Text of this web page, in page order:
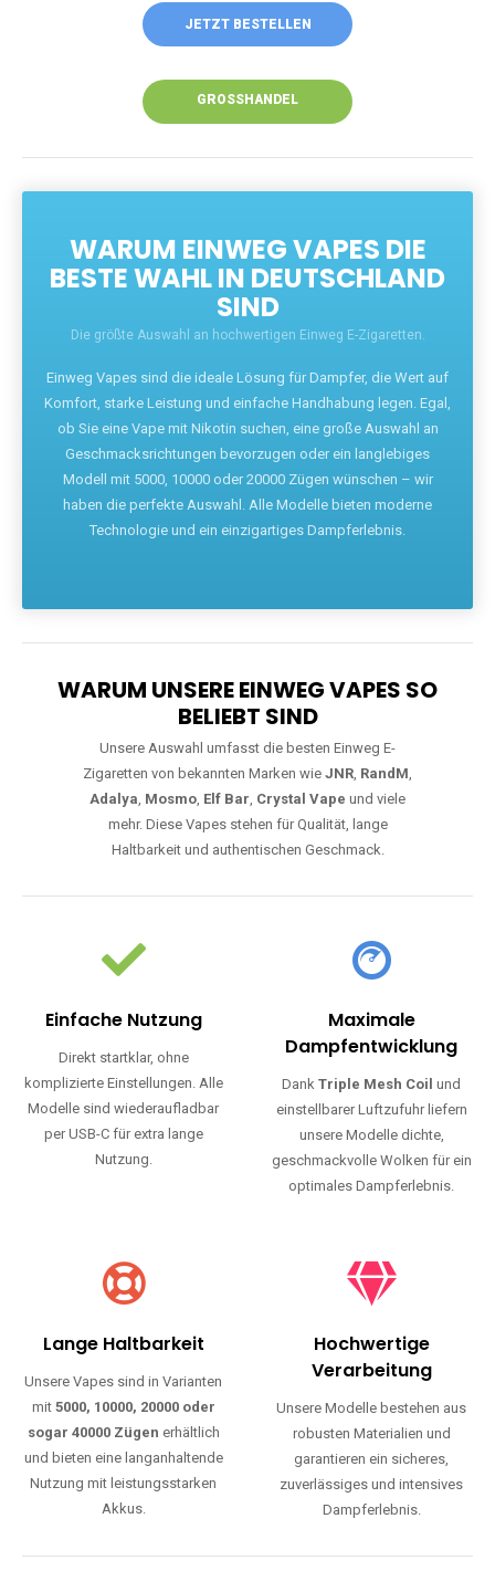
JETZT BESTELLEN
GROSSHANDEL
WARUM EINWEG VAPES DIE
BESTE WAHL IN DEUTSCHLAND
SIND
Die größte Auswahl an hochwertigen Einweg E-Zigaretten.
Einweg Vapes sind die ideale Lösung für Dampfer, die Wert auf
Komfort, starke Leistung und einfache Handhabung legen. Egal,
ob Sie eine Vape mit Nikotin suchen, eine große Auswahl an
Geschmacksrichtungen bevorzugen oder ein langlebiges
Modell mit 5000, 10000 oder 20000 Zügen wünschen – wir
haben die perfekte Auswahl. Alle Modelle bieten moderne
Technologie und ein einzigartiges Dampferlebnis.
WARUM UNSERE EINWEG VAPES SO
BELIEBT SIND
Unsere Auswahl umfasst die besten Einweg E-
Zigaretten von bekannten Marken wie JNR, RandM,
Adalya, Mosmo, Elf Bar, Crystal Vape und viele
mehr. Diese Vapes stehen für Qualität, lange
Haltbarkeit und authentischen Geschmack.
Einfache Nutzung
Direkt startklar, ohne
komplizierte Einstellungen. Alle
Modelle sind wiederaufladbar
per USB-C für extra lange
Nutzung.
Maximale
Dampfentwicklung
DankTriple Mesh Coil und
einstellbarer Luftzufuhr liefern
unsere Modelle dichte,
geschmackvolle Wolken für ein
optimales Dampferlebnis.
Lange Haltbarkeit
Unsere Vapes sind in Varianten
mit 5000, 10000, 20000 oder
sogar 40000 Zügen erhältlich
und bieten eine langanhaltende
Nutzung mit leistungsstarken
Akkus.
Hochwertige
Verarbeitung
Unsere Modelle bestehen aus
robusten Materialien und
garantieren ein sicheres,
zuverlässiges und intensives
Dampferlebnis.